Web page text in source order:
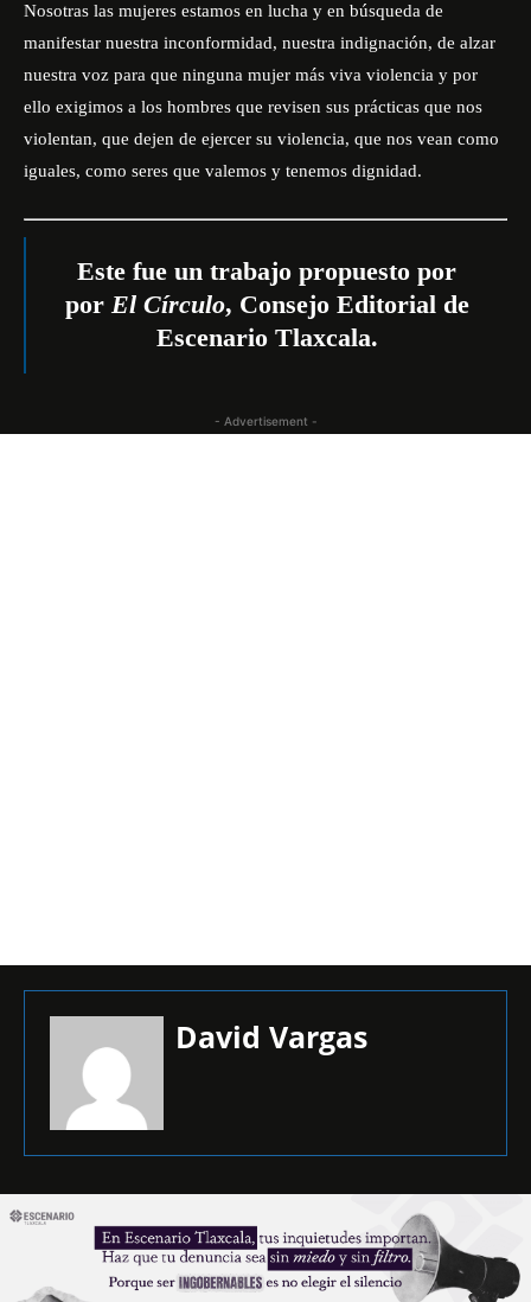
Nosotras las mujeres estamos en lucha y en búsqueda de
manifestar nuestra inconformidad, nuestra indignación, de alzar
nuestra voz para que ninguna mujer más viva violencia y por
ello exigimos a los hombres que revisen sus prácticas que nos
violentan, que dejen de ejercer su violencia, que nos vean como
iguales, como seres que valemos y tenemos dignidad.
Este fue un trabajo propuesto por
por El Círculo, Consejo Editorial de
Escenario Tlaxcala.
- Advertisement -
David Vargas